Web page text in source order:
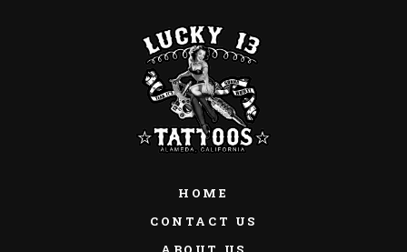
HOME
CONTACT US